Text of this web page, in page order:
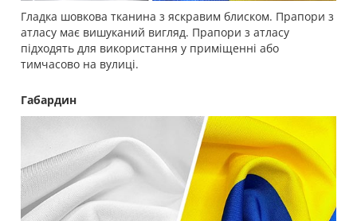
Гладка шовкова тканина з яскравим блиском. Прапори з
атласу має вишуканий вигляд. Прапори з атласу
підходять для використання у приміщенні або
тимчасово на вулиці.
Габардин